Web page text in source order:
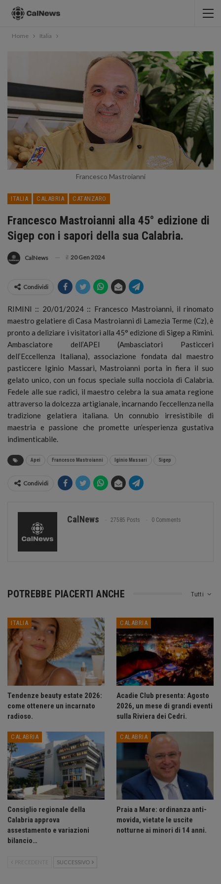
Home Italia
Francesco Mastroianni
ITALIA CALABRIA CATANZARO
Francesco Mastroianni alla 45° edizione di
Sigep con i sapori della sua Calabria.
CalNews il 20 Gen 2024
Condividi
RIMINI :: 20/01/2024 :: Francesco Mastroianni, il rinomato
maestro gelatiere di Casa Mastroianni di Lamezia Terme (Cz), è
pronto a deliziare i visitatori alla 45° edizione di Sigep a Rimini.
Ambasciatore dell’APEI (Ambasciatori Pasticceri
dell’Eccellenza Italiana), associazione fondata dal maestro
pasticcere Iginio Massari, Mastroianni porta in fiera il suo
gelato unico, con un focus speciale sulla nocciola di Calabria.
Fedele alle sue radici, il maestro celebra la sua amata regione
attraverso la dolcezza artigianale, incarnando l’eccellenza nella
tradizione gelatiera italiana. Un connubio irresistibile di
maestria e passione che promette un’esperienza gustativa
indimenticabile.
Apei Francesco Mastroianni Iginio Massari Sigep
Condividi
CalNews 27585 Posts 0 Comments
Tutti
POTREBBE PIACERTI ANCHE
ITALIA
Tendenze beauty estate 2026:
come ottenere un incarnato
radioso.
CALABRIA
Acadie Club presenta: Agosto
2026, un mese di grandi eventi
sulla Riviera dei Cedri.
CALABRIA
Consiglio regionale della
Calabria approva
assestamento e variazioni
bilancio…
CALABRIA
Praia a Mare: ordinanza anti-
movida, vietate le uscite
notturne ai minori di 14 anni.
PRECEDENTE SUCCESSIVO